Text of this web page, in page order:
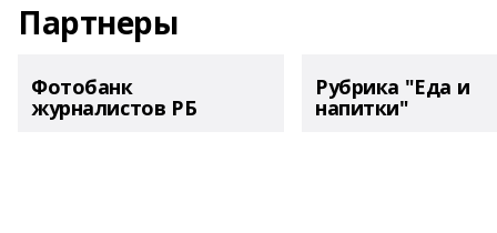
Партнеры
Фотобанк
журналистов РБ
Рубрика "Еда и
напитки"